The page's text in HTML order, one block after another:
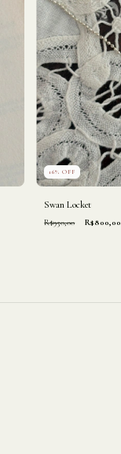
16%OFF
Swan Locket
R$950,00 R$800,00